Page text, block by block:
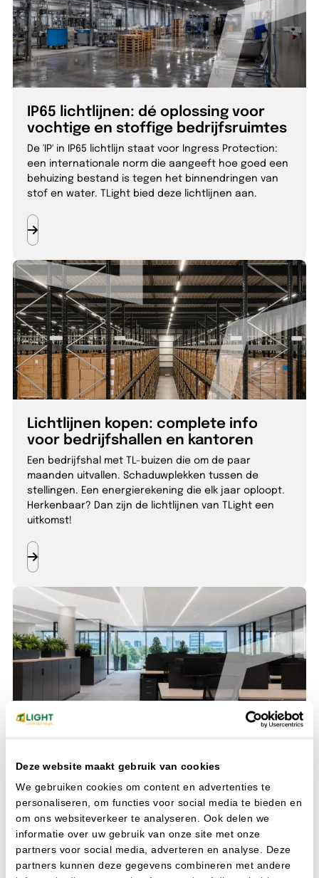
Deze website maakt gebruik van cookies
We gebruiken cookies om content en advertenties te
personaliseren, om functies voor social media te bieden en
om ons websiteverkeer te analyseren. Ook delen we
informatie over uw gebruik van onze site met onze
partners voor social media, adverteren en analyse. Deze
partners kunnen deze gegevens combineren met andere
IP65 lichtlijnen: dé oplossing voor
vochtige en stoffige bedrijfsruimtes
De 'IP' in IP65 lichtlijn staat voor Ingress Protection:
een internationale norm die aangeeft hoe goed een
behuizing bestand is tegen het binnendringen van
stof en water. TLight bied deze lichtlijnen aan.
Lichtlijnen kopen: complete info
voor bedrijfshallen en kantoren
Een bedrijfshal met TL-buizen die om de paar
maanden uitvallen. Schaduwplekken tussen de
stellingen. Een energierekening die elk jaar oploopt.
Herkenbaar? Dan zijn de lichtlijnen van TLight een
uitkomst!
utiliteitsbouw: de codering die je
écht nodig hebt
De STABU-catalogus telt duizenden specificaties,
verdeeld over tientallen hoofdstukken. Voor een
bestekschrijver die alleen de installatietechniek of
verlichting moet dichttimmeren, is dat zoeken naar
een speld in een hooiberg.